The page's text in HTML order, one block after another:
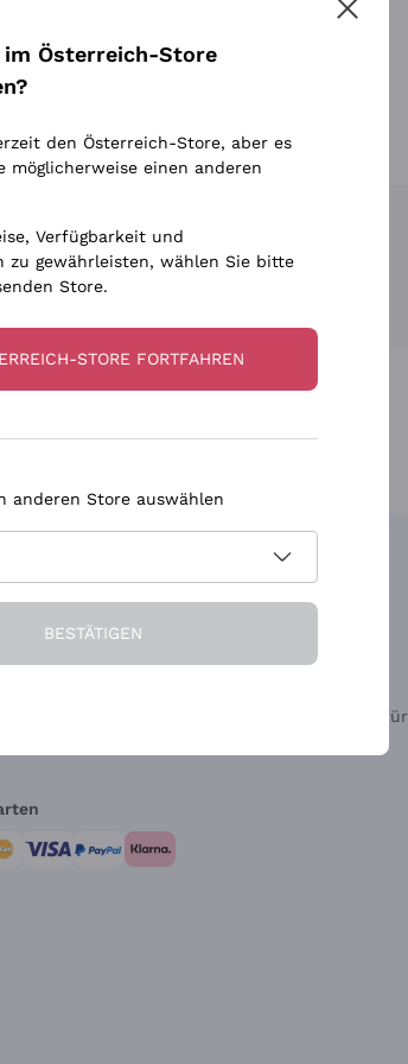
Arianna
Santi
Frati
Chardonnay
Brauchen Sie Hilfe?
Widerrufsformular
Sie in unserem Datenschutz-Bestimmungen
im Österreich-Store
den Österreich-Store, aber es
möglicherweise einen anderen
Verfügbarkeit und
zu gewährleisten, wählen Sie bitte
Store.
STORE FORTFAHREN
anderen Store auswählen
BESTÄTIGEN